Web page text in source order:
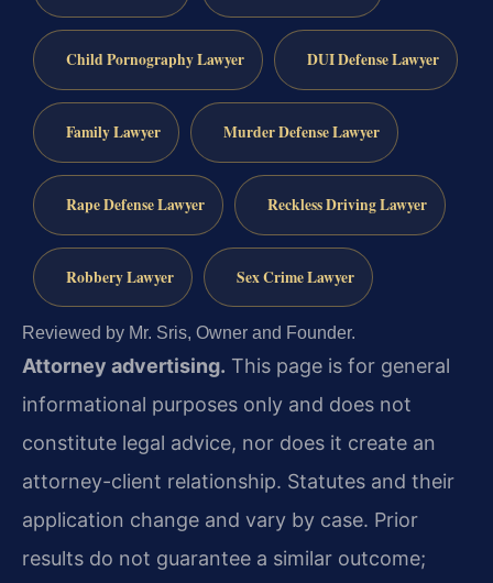
Child Pornography Lawyer DUI Defense Lawyer
Family Lawyer Murder Defense Lawyer
Rape Defense Lawyer Reckless Driving Lawyer
Robbery Lawyer Sex Crime Lawyer
Reviewed by Mr. Sris, Owner and Founder.
Attorney advertising. This page is for general
informational purposes only and does not
constitute legal advice, nor does it create an
attorney-client relationship. Statutes and their
application change and vary by case. Prior
results do not guarantee a similar outcome;